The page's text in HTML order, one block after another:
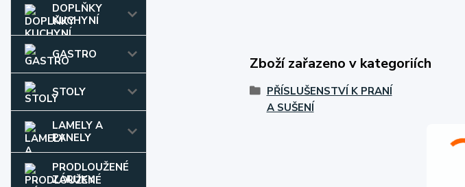
DOPLŇKY
KUCHYNÍ
GASTRO
STOLY
LAMELY A
PANELY
PRODLOUŽENÉ
ZÁRUKY
Zboží zařazeno v kategoriích
PŘÍSLUŠENSTVÍ K PRANÍ
A SUŠENÍ